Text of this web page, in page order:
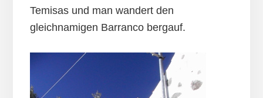
Temisas und man wandert den
gleichnamigen Barranco bergauf.